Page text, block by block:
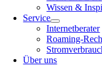
Wissen &
Service
Internetberater
Roaming-
Über uns